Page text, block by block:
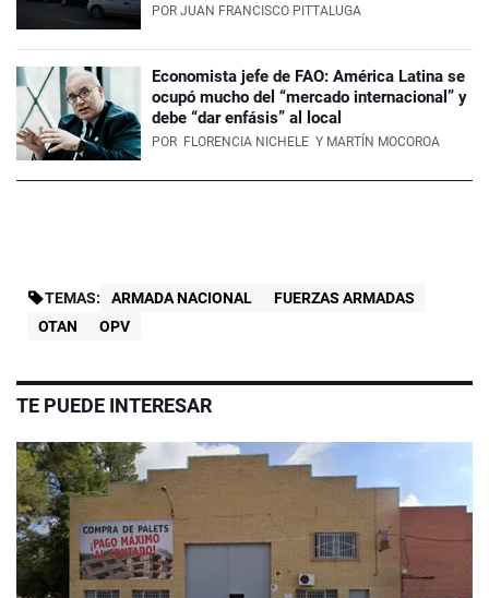
POR JUAN FRANCISCO PITTALUGA
Economista jefe de FAO: América Latina se
ocupó mucho del “mercado internacional” y
debe “dar enfásis” al local
POR FLORENCIA NICHELE Y MARTÍN MOCOROA
TEMAS: ARMADA NACIONAL
FUERZAS ARMADAS
OTAN
OPV
TE PUEDE INTERESAR